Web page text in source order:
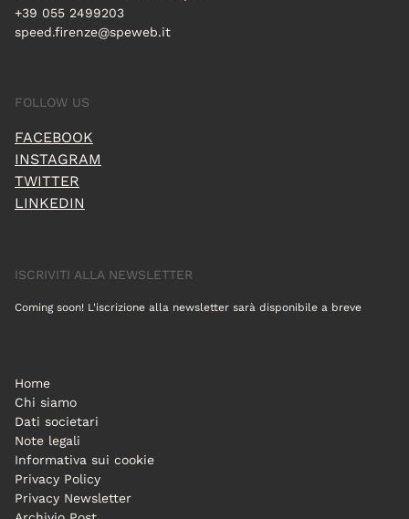
+39 055 2499203
speed.firenze@speweb.it
FOLLOW US
FACEBOOK
INSTAGRAM
TWITTER
LINKEDIN
ISCRIVITI ALLA NEWSLETTER
Coming soon! L'iscrizione alla newsletter sarà disponibile a breve
Home
Chi siamo
Dati societari
Note legali
Informativa sui cookie
Privacy Policy
Privacy Newsletter